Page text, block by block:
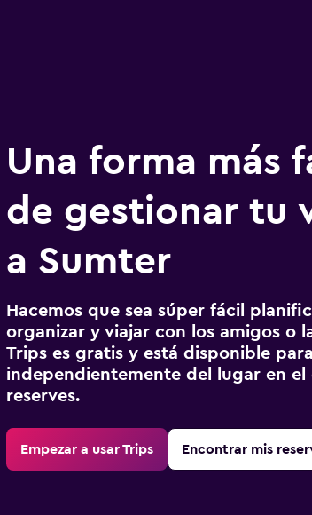
Una forma más
de gestionar tu
a Sumter
Hacemos que sea súper fácil
organizar y viajar con los amigos o
Trips es gratis y está disponible
independientemente del lugar en el
reserves.
Empezar a usar Trips Encontrar mis